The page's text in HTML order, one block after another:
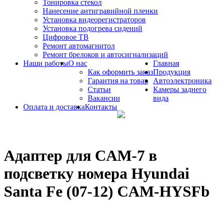
Тонировка стекол
Нанесение антигравийной пленки
Установка видеорегистраторов
Установка подогрева сидений
Цифровое ТВ
Ремонт автомагнитол
Ремонт брелоков и автосигнализаций
Наши работыО нас
Как оформить заказ
Гарантия на товар
Статьи
Вакансии
Оплата и доставкаКонтакты
Главная
Продукция
Автоэлектроника
Камеры заднего
вида
Адаптер для CAM-7 в
подсветку номера Hyundai
Santa Fe (07-12) CAM-HYSFb